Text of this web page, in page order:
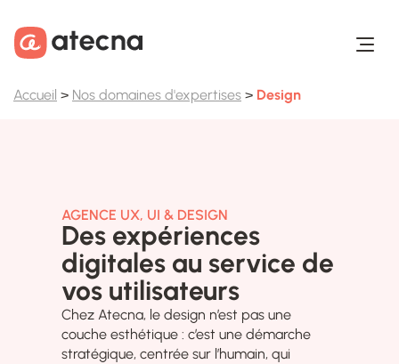
Accueil > Nos domaines d'expertises > Design
AGENCE UX, UI & DESIGN
Des expériences
digitales au service de
vos utilisateurs
Chez Atecna, le design n’est pas une
couche esthétique : c’est une démarche
stratégique, centrée sur l’humain, qui